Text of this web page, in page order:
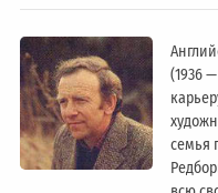
(1936
семья